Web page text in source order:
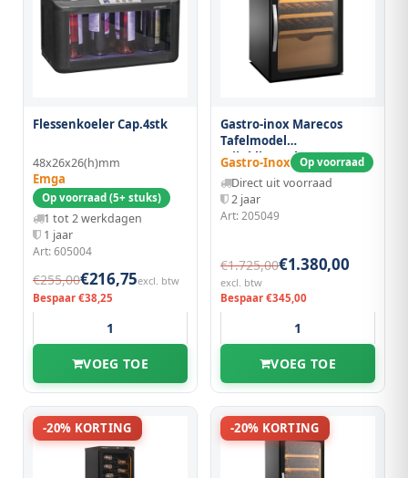
Flessenkoeler Cap.4stk
48x26x26(h)mm
Emga
Op voorraad (5+ stuks)
1 tot 2 werkdagen
1 jaar
Art: 605004
€255,00€216,75excl. btw
Bespaar €38,25
VOEG TOE
Gastro-inox Marecos
Tafelmodel
Wijnklimaatkast
Exclusive 27 Flessen,
Enkele Zone
Gastro-Inox Op voorraad
Direct uit voorraad
2 jaar
Art: 205049
€1.725,00€1.380,00
excl. btw
Bespaar €345,00
VOEG TOE
-20% KORTING -20% KORTING